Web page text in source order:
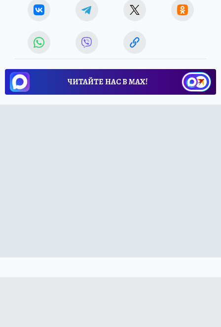
ЧИТАЙТЕ НАС В МАХ!